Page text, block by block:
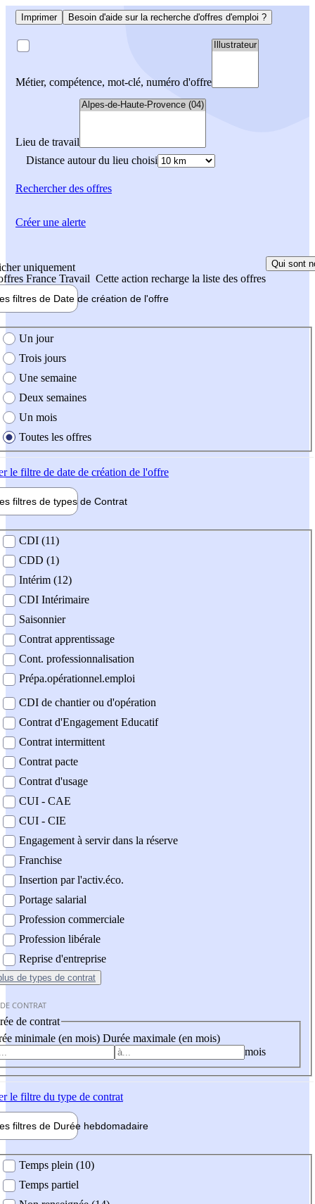
Imprimer Besoin d'aide sur la recherche d'offres d'emploi ?
Métier, compétence, mot-clé, numéro d'offre
Lieu de travail
Distance autour du lieu choisi
Rechercherdes offres
uniquement
France Travail Cette action recharge la liste des offres
Qui sont
filtres de Date de création de l'offre
création de l'offre
Un jour
Trois jours
Une semaine
Deux semaines
Un mois
Toutes les offres
le filtre de date de création de l'offre
filtres de types de Contrat
contrat
CDI (11)
CDD (1)
Intérim (12)
CDI Intérimaire
Saisonnier
Contrat apprentissage
Cont. professionnalisation
Prépa.opérationnel.emploi
CDI de chantier ou d'opération
Contrat d'Engagement Educatif
Contrat intermittent
Contrat pacte
Contrat d'usage
CUI - CAE
CUI - CIE
Engagement à servir dans la réserve
Franchise
Insertion par l'activ.éco.
Portage salarial
Profession commerciale
Profession libérale
Reprise d'entreprise
de types de contrat
CONTRAT
de contrat
minimale (en mois) Durée maximale (en mois)
mois
le filtre du type de contrat
filtres de Durée hebdomadaire
Temps plein (10)
Temps partiel
Créer une alerte